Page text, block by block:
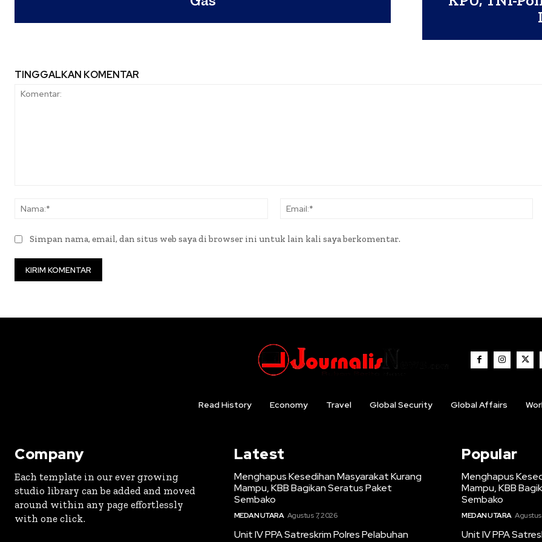
TINGGALKAN KOMENTAR
Nama:*
Simpan nama, email, dan situs web saya di browser ini untuk lain kali saya berkomentar.
Read History Economy Travel Global Security Global Affairs
Company
Each template in our ever growing
studio library can be added and moved
around within any page effortlessly
with one click.
Latest
Menghapus Kesedihan Masyarakat Kurang
Mampu, KBB Bagikan Seratus Paket
Sembako
MEDAN UTARA Agustus 7, 2026
Unit IV PPA Satreskrim Polres Pelabuhan
Popular
Menghapus
Mampu, KBB
Sembako
MEDAN UTARA Agustus
Unit IV PPA